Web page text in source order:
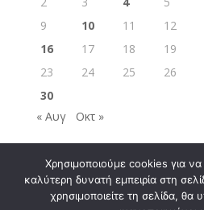
9
10 11 12
16
17 18 19
23
24 25 26
30
« Αυγ
Οκτ »
Χρησιμοποιούμε cookies για
καλύτερη δυνατή εμπειρία στη
χρησιμοποιείτε τη σελίδα, θα